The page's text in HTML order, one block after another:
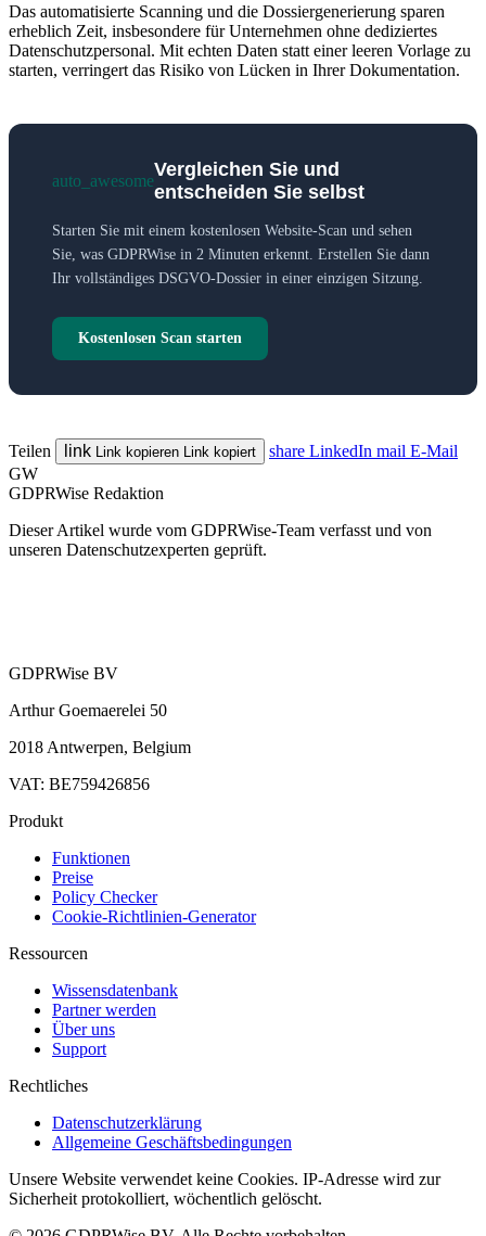
Das automatisierte Scanning und die Dossiergenerierung sparen
erheblich Zeit, insbesondere für Unternehmen ohne dediziertes
Datenschutzpersonal. Mit echten Daten statt einer leeren Vorlage zu
starten, verringert das Risiko von Lücken in Ihrer Dokumentation.
auto_awesome
Vergleichen Sie und
entscheiden Sie selbst
Starten Sie mit einem kostenlosen Website-Scan und sehen
Sie, was GDPRWise in 2 Minuten erkennt. Erstellen Sie dann
Ihr vollständiges DSGVO-Dossier in einer einzigen Sitzung.
Kostenlosen Scan starten
Teilen link Link kopieren Link kopiert share LinkedIn mail E-Mail
GW
GDPRWise Redaktion
Dieser Artikel wurde vom GDPRWise-Team verfasst und von
unseren Datenschutzexperten geprüft.
GDPRWise BV
Arthur Goemaerelei 50
2018 Antwerpen, Belgium
VAT: BE759426856
Produkt
Funktionen
Preise
Policy Checker
Cookie-Richtlinien-Generator
Ressourcen
Wissensdatenbank
Partner werden
Über uns
Support
Rechtliches
Datenschutzerklärung
Allgemeine Geschäftsbedingungen
Unsere Website verwendet keine Cookies. IP-Adresse wird zur
Sicherheit protokolliert, wöchentlich gelöscht.